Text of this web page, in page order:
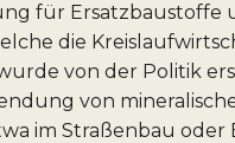
für Ersatzbaustoffe
die
von der Politik
von
im Straßenbau oder